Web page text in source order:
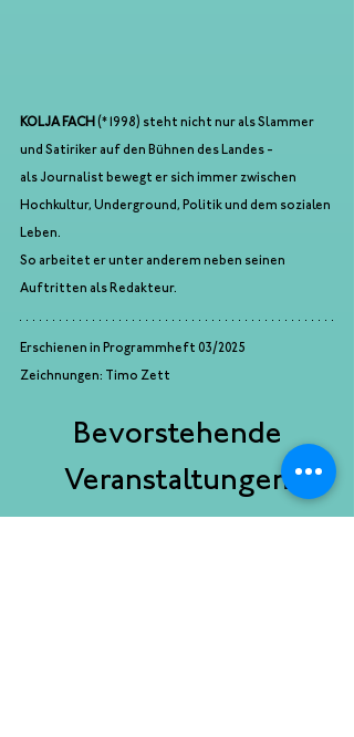
KOLJA FACH (*1998) steht nicht nur als Slammer
und Satiriker auf den Bühnen des Landes -
als Journalist bewegt er sich immer zwischen
Hochkultur, Underground, Politik und dem sozialen
Leben.
So arbeitet er unter anderem neben seinen
Auftritten als Redakteur.
Erschienen in Programmheft 03/2025
Zeichnungen: Timo Zett
Bevorstehende
Veranstaltungen